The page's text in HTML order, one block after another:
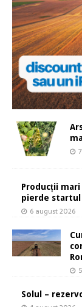
Producții
pierde
6 august 2026
Solul –